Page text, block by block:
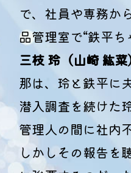
で、社員や専務か
品管理室で“鉄平ち
三枝 玲（山崎 紘菜
那は、玲と鉄平に
潜入調査を続けた
管理人の間に社内
しかしその報告を